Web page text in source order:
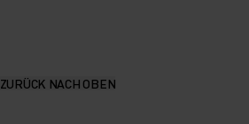
ZURÜCK NACH OBEN